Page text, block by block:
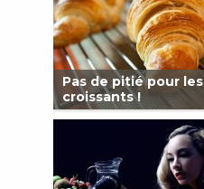
Pas de pitié pour les
croissants !